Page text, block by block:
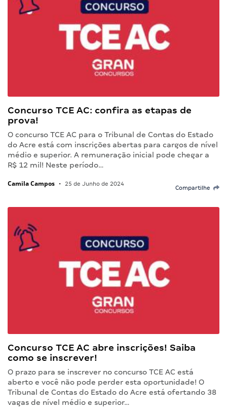
Concurso TCE AC: confira as etapas de
prova!
O concurso TCE AC para o Tribunal de Contas do Estado
do Acre está com inscrições abertas para cargos de nível
médio e superior. A remuneração inicial pode chegar a
R$ 12 mil! Neste período…
Camila Campos • 25 de Junho de 2024
Compartilhe
Concurso TCE AC abre inscrições! Saiba
como se inscrever!
O prazo para se inscrever no concurso TCE AC está
aberto e você não pode perder esta oportunidade! O
Tribunal de Contas do Estado do Acre está ofertando 38
vagas de nível médio e superior…